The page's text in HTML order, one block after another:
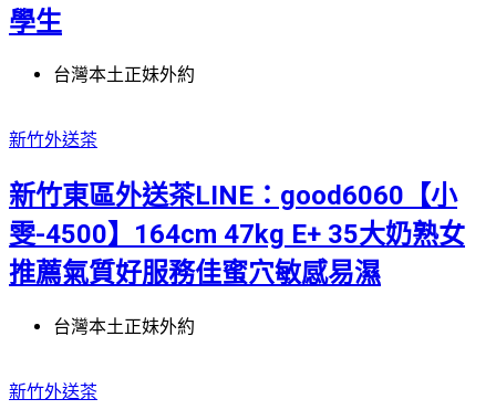
學生
台灣本土正妹外約
新竹外送茶
新竹東區外送茶LINE：good6060【小
雯-4500】164cm 47kg E+ 35大奶熟女
推薦氣質好服務佳蜜穴敏感易濕
台灣本土正妹外約
新竹外送茶